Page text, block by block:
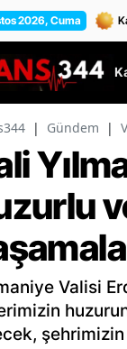
2026, Cuma
| Gündem |
Valisi